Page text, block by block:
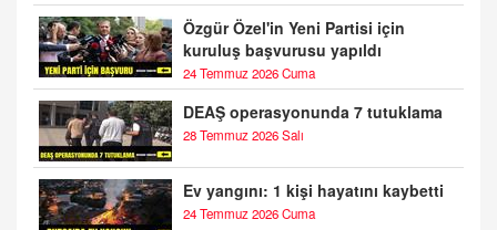
Özgür Özel'in Yeni Partisi için
kuruluş başvurusu yapıldı
24 Temmuz 2026 Cuma
DEAŞ operasyonunda 7 tutuklama
28 Temmuz 2026 Salı
Ev yangını: 1 kişi hayatını kaybetti
24 Temmuz 2026 Cuma